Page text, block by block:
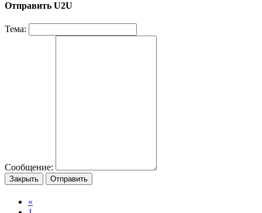
Отправить U2U
Тема:
Сообщение:
Закрыть Отправить
«